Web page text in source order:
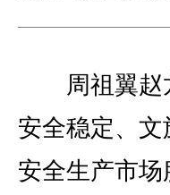
周祖翼赵
安全稳定、
安全生产市